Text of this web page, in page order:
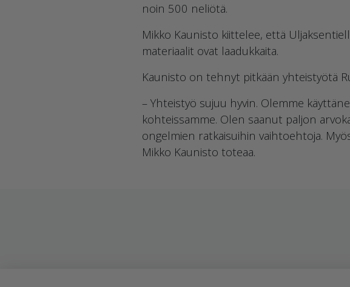
noin 500 neliötä.
Mikko Kaunisto kiittelee, että
materiaalit ovat laadukkaita.
Kaunisto on tehnyt pitkään yhteistyötä
– Yhteistyö sujuu hyvin. Olemme
kohteissamme. Olen saanut paljon
ongelmien ratkaisuihin vaihtoehtoja.
Mikko Kaunisto toteaa.